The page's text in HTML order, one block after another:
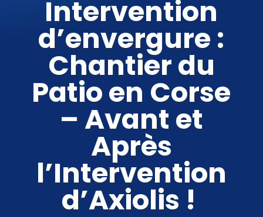
Intervention
d’envergure :
Chantier du
Patio en Corse
– Avant et
Après
l’Intervention
d’Axiolis !